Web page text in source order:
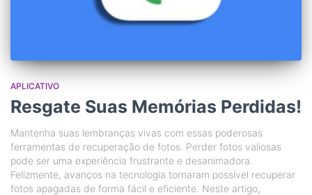
APLICATIVO
Resgate Suas Memórias Perdidas!
Mantenha suas lembranças vivas com essas poderosas
ferramentas de recuperação de fotos. Perder fotos valiosas
pode ser uma experiência frustrante e desanimadora.
Felizmente, avanços na tecnologia tornaram possível recuperar
fotos apagadas de forma fácil e eficiente. Neste artigo,